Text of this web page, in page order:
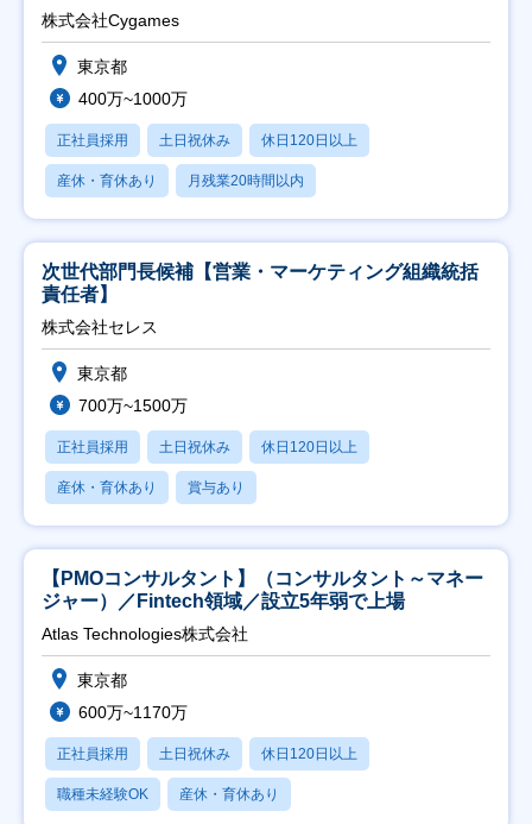
株式会社Cygames
東京都
400万~1000万
正社員採用 土日祝休み 休日120日以上
産休・育休あり 月残業20時間以内
次世代部門長候補【営業・マーケティング組織統括
責任者】
株式会社セレス
東京都
700万~1500万
正社員採用 土日祝休み 休日120日以上
産休・育休あり 賞与あり
【PMOコンサルタント】（コンサルタント～マネー
ジャー）／Fintech領域／設立5年弱で上場
Atlas Technologies株式会社
東京都
600万~1170万
正社員採用 土日祝休み 休日120日以上
職種未経験OK 産休・育休あり